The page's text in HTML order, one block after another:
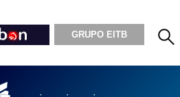
GRUPO EITB